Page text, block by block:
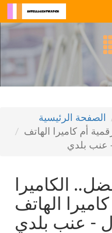
الصفحة الرئيسية
أم كاميرا الهاتف
عنب بلدي
الكاميرا
الهاتف
- عنب بلدي